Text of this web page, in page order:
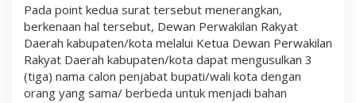
Pada point kedua surat tersebut menerangkan,
berkenaan hal tersebut, Dewan Perwakilan Rakyat
Daerah kabupaten/kota melalui Ketua Dewan Perwakilan
Rakyat Daerah kabupaten/kota dapat mengusulkan 3
(tiga) nama calon penjabat bupati/wali kota dengan
orang yang sama/ berbeda untuk menjadi bahan